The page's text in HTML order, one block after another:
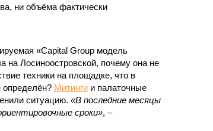
ни объёма фактически
«Capital Group модель
на Лосиноостровской, почему она не
техники на площадке, что в
Митингии палаточные
ситуацию. «В последние месяцы
сроки», –